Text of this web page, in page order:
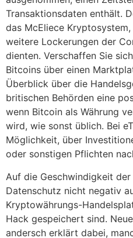
Transaktionsdaten enthält.
das McEliece
weitere Lockerungen der
dienten. Verschaffen Sie
Bitcoins über einen
Überblick über die
britischen Behörden eine
wenn Bitcoin als Währung
wird, wie sonst üblich. Bei
Möglichkeit, über
oder sonstigen Pflichten
Auf die Geschwindigkeit
Datenschutz nicht negativ
Kryptowährungs-
Hack gespeichert sind.
andersch erklärt dabei,